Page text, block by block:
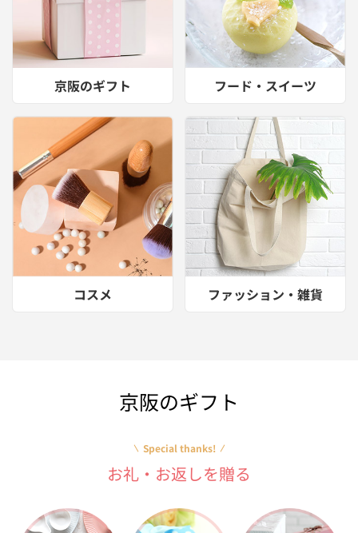
京阪のギフト フード・スイーツ
コスメ ファッション・雑貨
京阪のギフト
Special thanks!
お礼・お返しを贈る